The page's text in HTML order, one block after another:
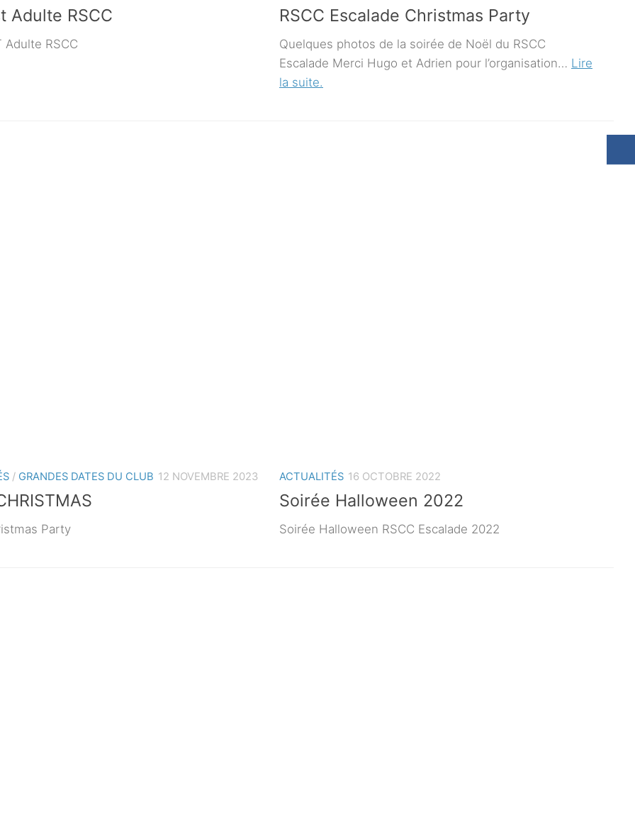
Adulte RSCC
Adulte RSCC
RSCC Escalade Christmas Party
Quelques photos de la soirée de Noël du RSCC
Escalade Merci Hugo et Adrien pour l’organisation… Lire
la suite.
/ GRANDES DATES DU CLUB 12 NOVEMBRE 2023
Party
ACTUALITÉS 16 OCTOBRE 2022
Soirée Halloween 2022
Soirée Halloween RSCC Escalade 2022